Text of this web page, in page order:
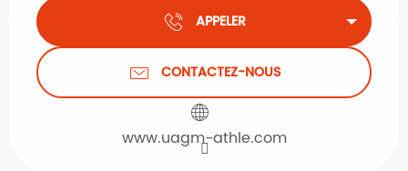
APPELER
CONTACTEZ-NOUS
www.uagm-athle.com